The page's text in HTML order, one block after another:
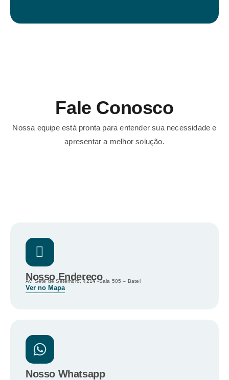
Fale Conosco
Nossa equipe está pronta para entender sua necessidade e
apresentar a melhor solução.
Nosso Endereço
Av. Sete de Setembro, 4214 -Sala 505 – Batel
Ver no Mapa
Nosso Whatsapp